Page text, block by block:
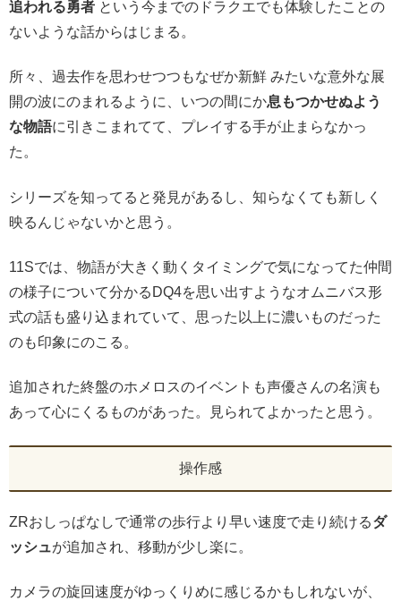
追われる勇者 という今までのドラクエでも体験したことの
ないような話からはじまる。
所々、過去作を思わせつつもなぜか新鮮 みたいな意外な展
開の波にのまれるように、いつの間にか息もつかせぬよう
な物語に引きこまれてて、プレイする手が止まらなかっ
た。
シリーズを知ってると発見があるし、知らなくても新しく
映るんじゃないかと思う。
11Sでは、物語が大きく動くタイミングで気になってた仲間
の様子について分かるDQ4を思い出すようなオムニバス形
式の話も盛り込まれていて、思った以上に濃いものだった
のも印象にのこる。
追加された終盤のホメロスのイベントも声優さんの名演も
あって心にくるものがあった。見られてよかったと思う。
操作感
ZRおしっぱなしで通常の歩行より早い速度で走り続けるダ
ッシュが追加され、移動が少し楽に。
カメラの旋回速度がゆっくりめに感じるかもしれないが、